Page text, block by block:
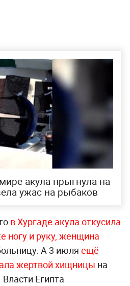
акула прыгнула на
ужас на рыбаков
в Хургаде акула откусила
ногу и руку, женщина
А 3 июля ещё
жертвой хищницы на
Египта